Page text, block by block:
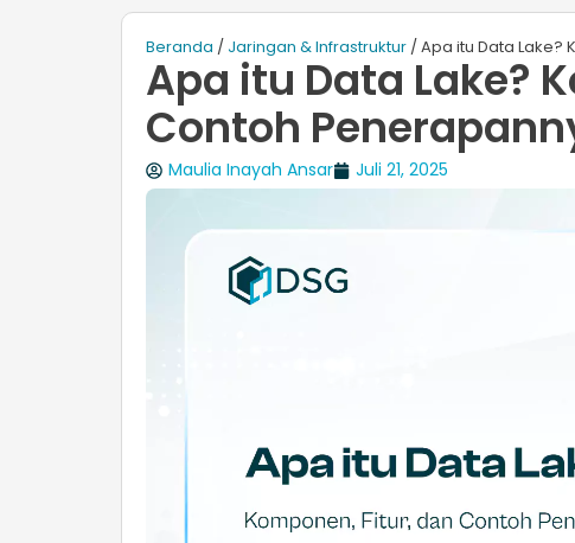
Beranda / Jaringan & Infrastruktur / Apa itu Data Lake?
Apa itu Data Lake?
Contoh
Maulia Inayah Ansar Juli 21, 2025